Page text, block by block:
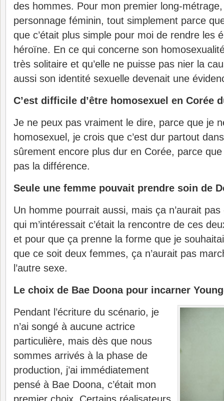
des hommes. Pour mon premier long-
personnage féminin, tout simplement parce
que c’était plus simple pour moi de rendre les
héroïne. En ce qui concerne son
très solitaire et qu’elle ne puisse pas nier la
aussi son identité sexuelle devenait une
C’est difficile d’être homosexuel en Corée
Je ne peux pas vraiment le dire, parce que je
homosexuel, je crois que c’est dur partout
sûrement encore plus dur en Corée, parce que
pas la différence.
Seule une femme pouvait prendre soin de
Un homme pourrait aussi, mais ça n’aurait
qui m’intéressait c’était la rencontre de ces
et pour que ça prenne la forme que je
que ce soit deux femmes, ça n’aurait pas
l’autre sexe.
Le choix de Bae Doona pour incarner
Pendant l’écriture du scénario, je
n’ai songé à aucune actrice
particulière, mais dès que nous
sommes arrivés à la phase de
production, j’ai immédiatement
pensé à Bae Doona, c’était mon